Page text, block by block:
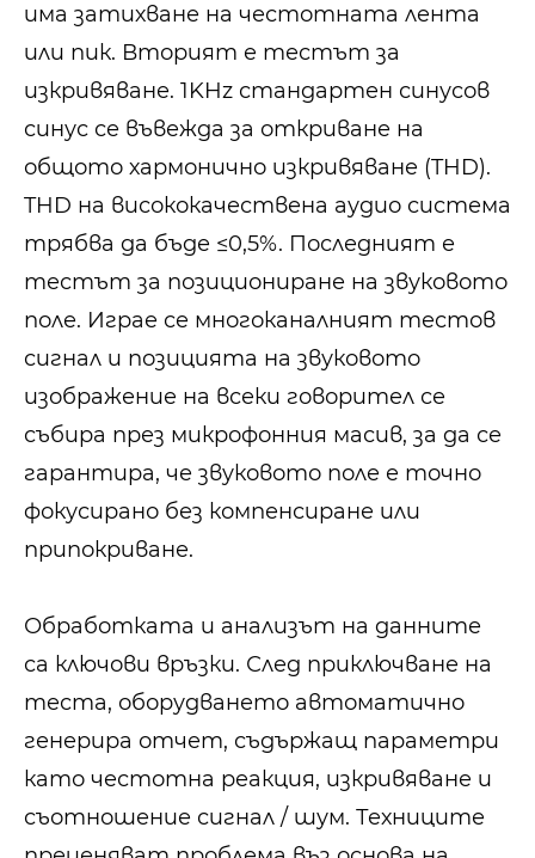
има затихване на честотната лента
или пик. Вторият е тестът за
изкривяване. 1KHz стандартен синусов
синус се въвежда за откриване на
общото хармонично изкривяване (THD).
THD на висококачествена аудио система
трябва да бъде ≤0,5%. Последният е
тестът за позициониране на звуковото
поле. Играе се многоканалният тестов
сигнал и позицията на звуковото
изображение на всеки говорител се
събира през микрофонния масив, за да се
гарантира, че звуковото поле е точно
фокусирано без компенсиране или
припокриване.
Обработката и анализът на данните
са ключови връзки. След приключване на
теста, оборудването автоматично
генерира отчет, съдържащ параметри
като честотна реакция, изкривяване и
съотношение сигнал / шум. Техниците